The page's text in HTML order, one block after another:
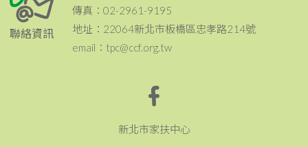
聯絡資訊
傳真：02-2961-9195
地址：22064新北市板橋區忠孝路214號
email：tpc@ccf.org.tw
新北市家扶中心